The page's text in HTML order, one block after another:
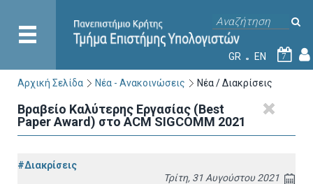
GR EN 7
Αρχική Σελίδα Νέα - Ανακοινώσεις Νέα / Διακρίσεις
Βραβείο Καλύτερης Εργασίας (Best
Paper Award) στο ACM SIGCOMM 2021
#Διακρίσεις
Τρίτη, 31 Αυγούστου 2021